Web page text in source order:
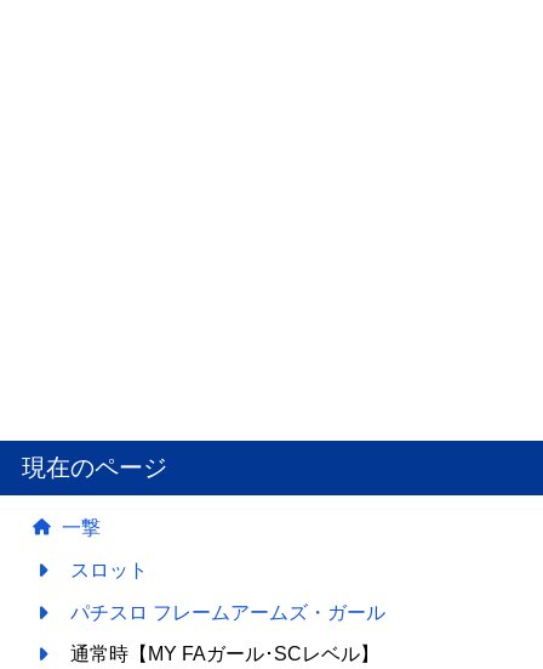
現在のページ
一撃
スロット
パチスロ フレームアームズ・ガール
通常時【MY FAガール･SCレベル】